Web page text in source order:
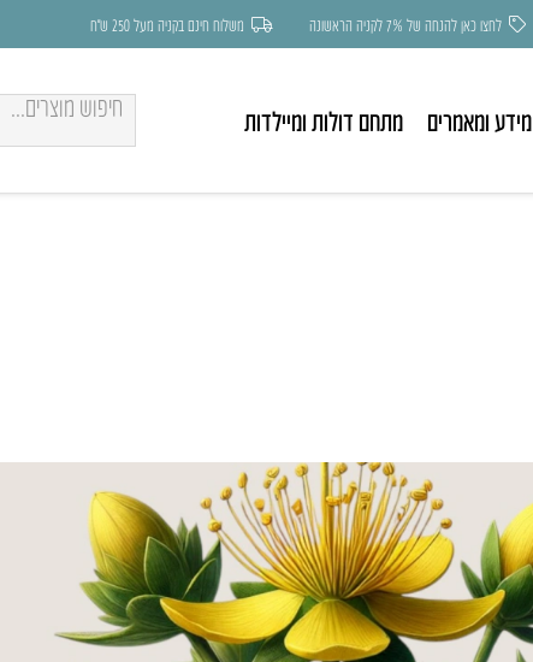
לחצו כאן להנחה של 7% לקניה הראשונה משלוח חינם בקניה מעל 250 ש״ח
מידע ומאמרים מתחם דולות ומיילדות